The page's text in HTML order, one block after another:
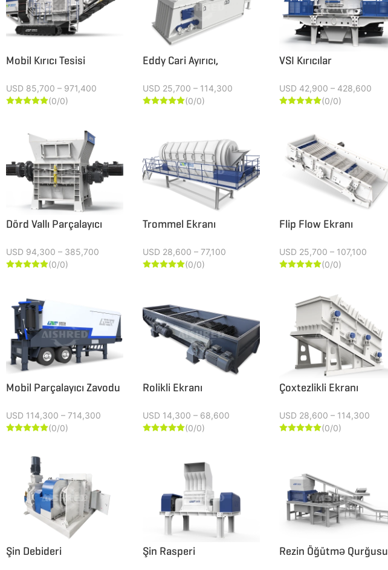
Mobil Kırıcı Tesisi
USD 85,700 – 971,400
(0/0)
Eddy Cari Ayırıcı,
USD 25,700 – 114,300
(0/0)
VSI Kırıcılar
USD 42,900 – 428,600
(0/0)
Dörd Vallı Parçalayıcı
USD 94,300 – 385,700
(0/0)
Trommel Ekranı
USD 28,600 – 77,100
(0/0)
Flip Flow Ekranı
USD 25,700 – 107,100
(0/0)
Mobil Parçalayıcı Zavodu
USD 114,300 – 714,300
(0/0)
Rolikli Ekranı
USD 14,300 – 68,600
(0/0)
Çoxtezlikli Ekranı
USD 28,600 – 114,300
(0/0)
Şin Debideri Şin Rasperi Rezin Öğütmə Qurğusu